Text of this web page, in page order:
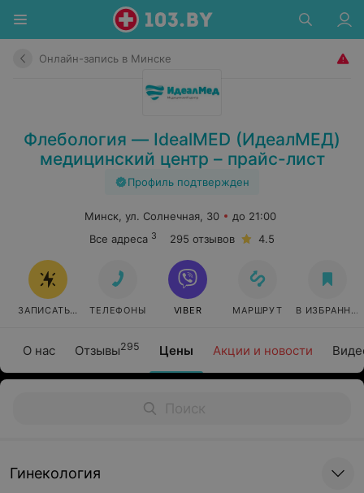
Онлайн-запись в Минске
Флебология — IdealMED (ИдеалМЕД)
медицинский центр – прайс-лист
Профиль подтвержден
О нас Отзывы295 Цены Акции и новости
Минск, ул. Солнечная, 30
до 21:00
Все адреса 3 295 отзывов 4.5
ЗАПИСАТЬСЯ ОНЛАЙН
ТЕЛЕФОНЫ VIBER МАРШРУТ В ИЗБРАННОЕ
Гинекология